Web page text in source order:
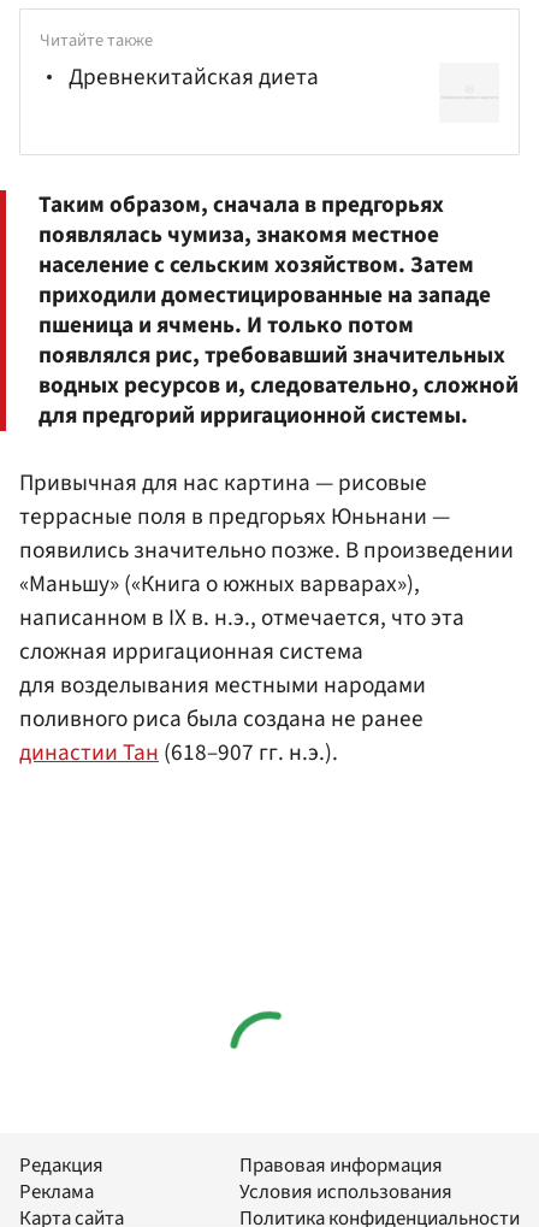
Читайте также
Древнекитайская диета
Таким образом, сначала в предгорьях
появлялась чумиза, знакомя местное
население с сельским хозяйством. Затем
приходили доместицированные на западе
пшеница и ячмень. И только потом
появлялся рис, требовавший значительных
водных ресурсов и, следовательно, сложной
для предгорий ирригационной системы.
Привычная для нас картина — рисовые
террасные поля в предгорьях Юньнани —
появились значительно позже. В произведении
«Маньшу» («Книга о южных варварах»),
написанном в IX в. н.э., отмечается, что эта
сложная ирригационная система
для возделывания местными народами
поливного риса была создана не ранее
династии Тан (618–907 гг. н.э.).
Редакция
Реклама
Карта сайта
Правовая информация
Условия использования
Политика конфиденциальности